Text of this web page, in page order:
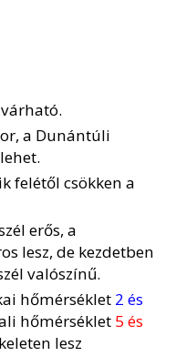
a Dunántúli
felétől csökken a
erős, a
lesz, de kezdetben
valószínű.
hőmérséklet 2 és
hőmérséklet 5 és
lesz